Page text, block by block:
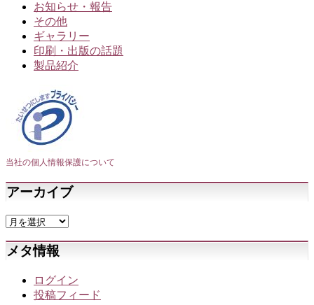
お知らせ・報告
その他
ギャラリー
印刷・出版の話題
製品紹介
当社の個人情報保護について
アーカイブ
メタ情報
ログイン
投稿フィード